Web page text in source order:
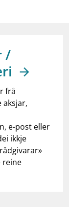
/
frå
e-post eller
ikkje
reine